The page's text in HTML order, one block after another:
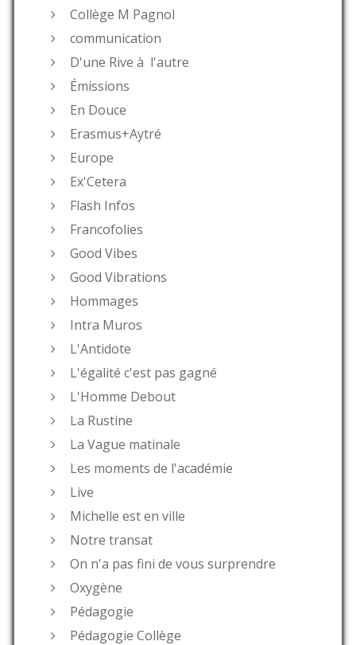
Collège M Pagnol
communication
D'une Rive à l'autre
Émissions
En Douce
Erasmus+Aytré
Europe
Ex'Cetera
Flash Infos
Francofolies
Good Vibes
Good Vibrations
Hommages
Intra Muros
L'Antidote
L'égalité c'est pas gagné
L'Homme Debout
La Rustine
La Vague matinale
Les moments de l'académie
Live
Michelle est en ville
Notre transat
On n'a pas fini de vous surprendre
Oxygène
Pédagogie
Pédagogie Collège